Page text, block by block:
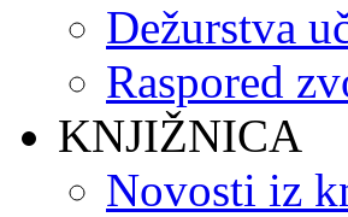
Dežurstva
Raspored
KNJIŽNICA
Novosti iz